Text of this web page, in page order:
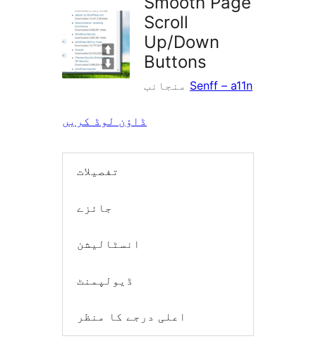
Scroll
Up/Down
Buttons
Senff – a11n
ڈاؤن لوڈ کریں
تفصیلات
جائزے
انسٹالیشن
ڈیولپمنٹ
اعلی درجے کا منظر